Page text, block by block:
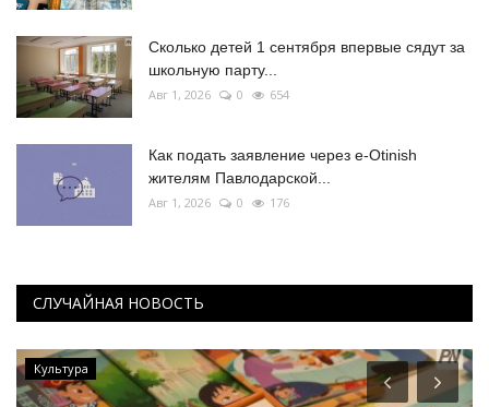
Сколько детей 1 сентября впервые сядут за
школьную парту...
Авг 1, 2026 0 654
Как подать заявление через e-Otinish
жителям Павлодарской...
Авг 1, 2026 0 176
СЛУЧАЙНАЯ НОВОСТЬ
Культура